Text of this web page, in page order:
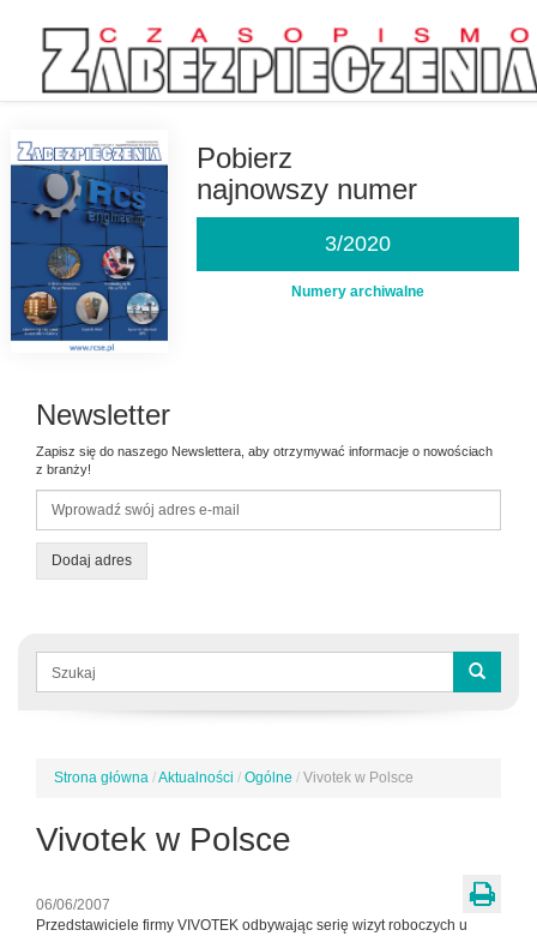
Przejdź
do
Pobierz
najnowszy numer
3/2020
Numery archiwalne
Newsletter
Zapisz się do naszego Newslettera, aby otrzymywać informacje o nowościach
z branży!
Dodaj adres
Formularz
wyszukiwania
Jesteś
Strona główna /Aktualności / Ogólne / Vivotek w Polsce
Vivotek w Polsce
06/06/2007
Przedstawiciele firmy VIVOTEK odbywając serię wizyt roboczych u